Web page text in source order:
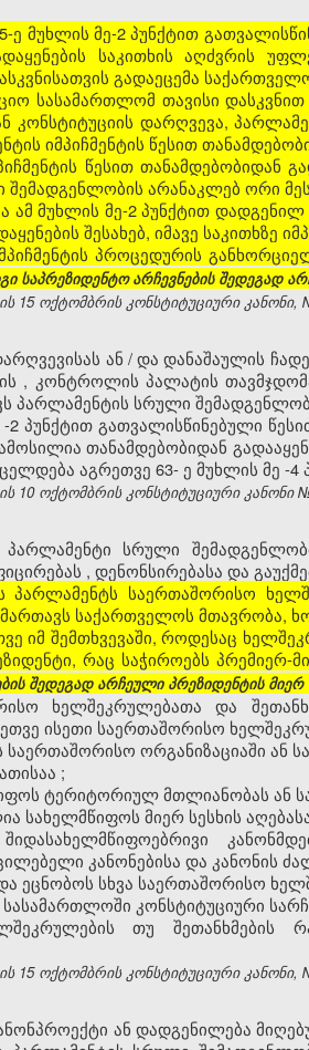
ე მუხლის მე-2 პუნქტით
საკითხის აღძვრის
გადაეცემა
სასამართლომ თავისი
ან კონსტიტუციის დარღვევა,
იმპიჩმენტის წესით
წესით
შემადგენლობის არანაკლებ ორი
ამ მუხლის მე-2 პუნქტით
შესახებ, იმავე საკითხზე
პროცედურის
საპრეზიდენტო არჩევნების შედეგად
15 ოქტომბრის კონსტიტუციური კანონი,
ან / და დანაშაულის
, კონტროლის პალატის
პარლამენტის სრული
-2 პუნქტით გათვალისწინებული
თანამდებობიდან
აგრეთვე 63- ე მუხლის მე -4
10 ოქტომბრის კონსტიტუციური კანონი
პარლამენტი სრული
, დენონსირებასა და
საერთაშორისო
საქართველოს მთავრობა,
იმ შემთხვევაში, როდესაც
რაც საჭიროებს პრემიერ-
შედეგად არჩეული პრეზიდენტის
ხელშეკრულებათა და
ისეთი საერთაშორისო
საერთაშორისო ორგანიზაციაში ან
;
ტერიტორიულმთლიანობას ან
სახელმწიფოს მიერ სესხის
შიდასახელმწიფოებრივი
კანონებისა და კანონის
ეცნობოს სხვა საერთაშორისო
სასამართლოში კონსტიტუციური
თუ შეთანხმების
15 ოქტომბრის კონსტიტუციური კანონი,
ან დადგენილება